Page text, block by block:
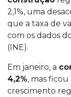
2,1%, uma
que a taxa de
com os dados
(INE).
Em janeiro, a
4,2%, mas
crescimento